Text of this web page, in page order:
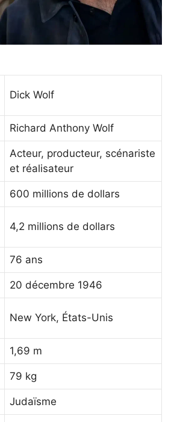
Dick Wolf
Richard Anthony Wolf
Acteur, producteur, scénariste
et réalisateur
600 millions de dollars
4,2 millions de dollars
76 ans
20 décembre 1946
New York, États-Unis
1,69 m
79 kg
Judaïsme